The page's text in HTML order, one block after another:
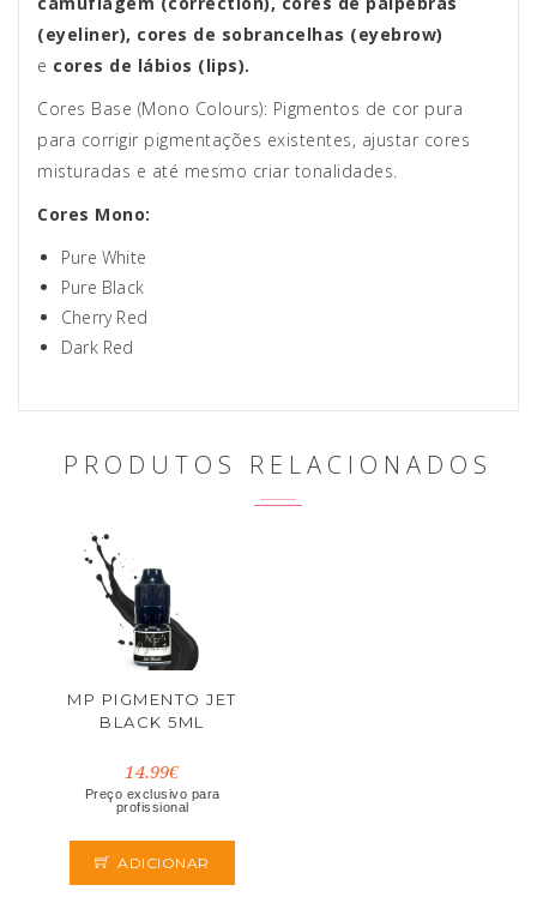
(eyeliner), cores de sobrancelhas (eyebrow)
e cores de lábios (lips).
Cores Base (Mono Colours): Pigmentos de cor pura
para corrigir pigmentações existentes, ajustar cores
misturadas e até mesmo criar tonalidades.
Cores Mono:
Pure White
Pure Black
Cherry Red
Dark Red
PRODUTOS RELACIONADOS
MP PIGMENTO JET
BLACK 5ML
14.99€
Preço exclusivo para
profissional
ADICIONAR